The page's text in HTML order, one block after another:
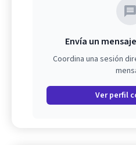
Envía un
Coordina una sesión
Ver perfil